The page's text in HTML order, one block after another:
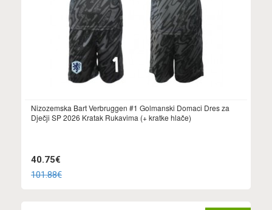
Nizozemska Bart Verbruggen #1 Golmanski Domaci Dres za
Dječji SP 2026 Kratak Rukavima (+ kratke hlače)
40.75€
101.88€